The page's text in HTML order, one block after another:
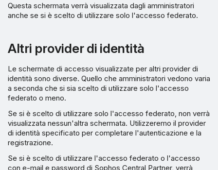
Questa schermata verrà visualizzata dagli amministratori
anche se si è scelto di utilizzare solo l'accesso federato.
Altri provider di identità
Le schermate di accesso visualizzate per altri provider di
identità sono diverse. Quello che amministratori vedono varia
a seconda che si sia scelto di utilizzare solo l'accesso
federato o meno.
Se si è scelto di utilizzare solo l'accesso federato, non verrà
visualizzata nessun'altra schermata. Utilizzeremo il provider
di identità specificato per completare l'autenticazione e la
registrazione.
Se si è scelto di utilizzare l'accesso federato o l'accesso
con e-mail e password di Sophos Central Partner, verrà